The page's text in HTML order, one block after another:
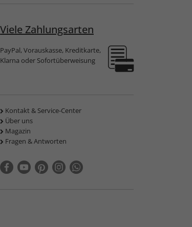
Viele Zahlungsarten
PayPal, Vorauskasse, Kreditkarte,
Klarna oder Sofortüberweisung
Kontakt & Service-Center
Über uns
Magazin
Fragen & Antworten